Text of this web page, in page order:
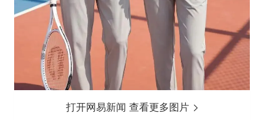
打开网易新闻 查看更多图片